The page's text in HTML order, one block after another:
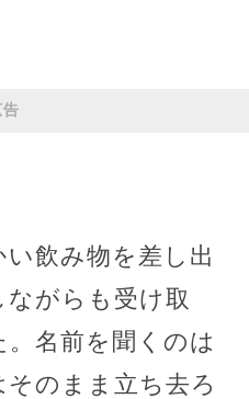
告
飲み物を差し出
がらも受け取
名前を聞くのは
のまま立ち去ろ